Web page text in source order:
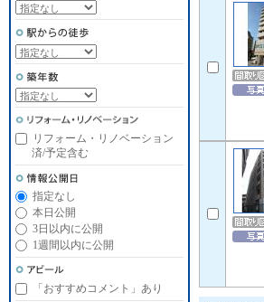
リフォーム・リノベーション
済/予定含む
指定なし
本日公開
3日以内に公開
1週間以内に公開
「おすすめコメント」あり